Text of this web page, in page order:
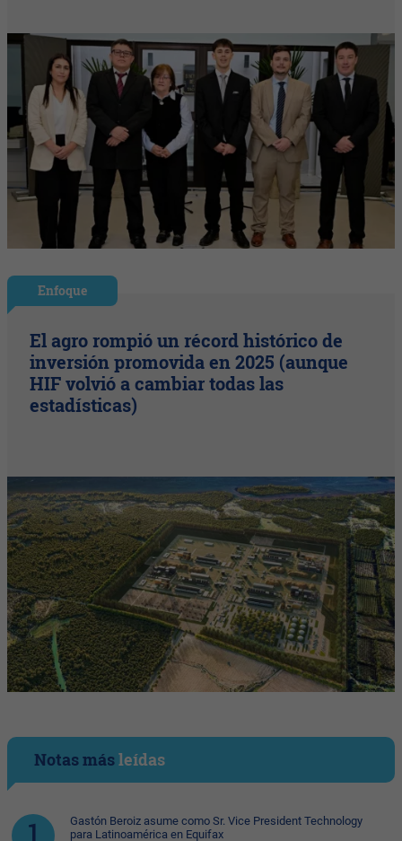
Enfoque
El agro rompió un récord histórico de
inversión promovida en 2025 (aunque
HIF volvió a cambiar todas las
estadísticas)
Notas másleídas
Gastón Beroiz asume como Sr. Vice President Technology
para Latinoamérica en Equifax